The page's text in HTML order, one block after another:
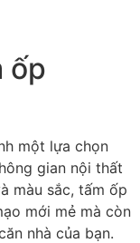
ốp
một lựa chọn
gian nội thất
màu sắc, tấm ốp
mới mẻ mà còn
nhà của bạn.